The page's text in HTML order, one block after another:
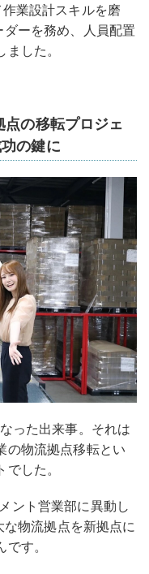
業設計スキルを磨
ーを務め、人員配置
した。
の移転プロジェ
の鍵に
った出来事。それは
の物流拠点移転とい
した。
ント営業部に異動し
物流拠点を新拠点に
す。